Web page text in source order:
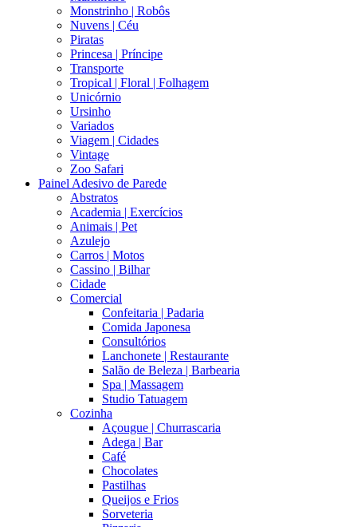
Monstrinho | Robôs
Nuvens | Céu
Piratas
Princesa | Príncipe
Transporte
Tropical | Floral | Folhagem
Unicórnio
Ursinho
Variados
Viagem | Cidades
Vintage
Zoo Safari
Painel Adesivo de Parede
Abstratos
Academia | Exercícios
Animais | Pet
Azulejo
Carros | Motos
Cassino | Bilhar
Cidade
Comercial
Confeitaria | Padaria
Comida Japonesa
Consultórios
Lanchonete | Restaurante
Salão de Beleza | Barbearia
Spa | Massagem
Studio Tatuagem
Cozinha
Açougue | Churrascaria
Adega | Bar
Café
Chocolates
Pastilhas
Queijos e Frios
Sorveteria